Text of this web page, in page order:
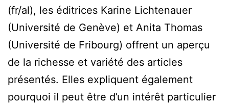
(fr/al), les éditrices Karine Lichtenauer
(Université de Genève) et Anita Thomas
(Université de Fribourg) offrent un aperçu
de la richesse et variété des articles
présentés. Elles expliquent également
pourquoi il peut être d’un intérêt particulier